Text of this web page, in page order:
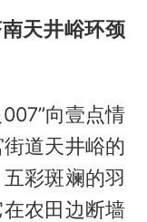
天井峪环颈
向壹点情
道天井峪的
彩斑斓的羽
农田边断墙